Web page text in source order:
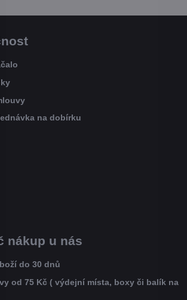
na dobírku
nákup u nás
do 30 dnů
od 75 Kč ( výdejní místa, boxy či balík na